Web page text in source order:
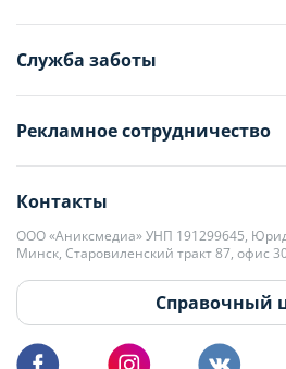
Служба заботы
+375 29 376-13-70
+375 33 376-13-70
editor@domovita.by
Мы принимаем звонки и отвечаем на
18:00.
Рекламное сотрудничество
+375 29 563-15-61 Кристина
kb@domovita.by
+375 29 179-11-28 Владислав
vg@domovita.by
Пишите и звоните нам в будние дни с
Контакты
ООО «Аниксмедиа» УНП 191299645,
Минск, Старовиленский тракт 87, офис
Справочный